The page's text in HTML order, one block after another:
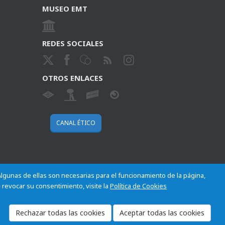
de ellas son necesarias para el funcionamiento de la página,
su consentimiento, visite laPolítica de Cookies
MUSEO EMT
REDES SOCIALES
OTROS ENLACES
CANAL ÉTICO
Aviso legal
Normativa
Mapa del sitio
Cookies